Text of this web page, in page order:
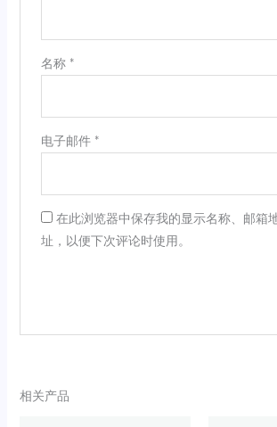
名称 *
电子邮件 *
在此浏览器中保存我的显示名称、邮箱
址，以便下次评论时使用。
相关产品